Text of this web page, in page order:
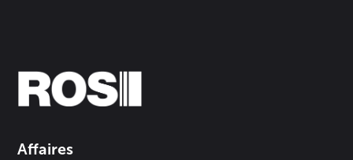
Affaires